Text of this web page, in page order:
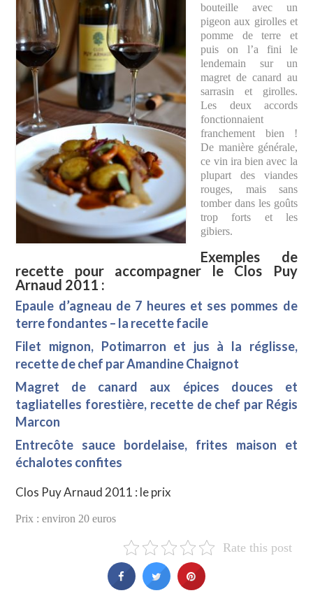
bouteille avec un
pigeon aux girolles et
pomme de terre et
puis on l’a fini le
lendemain sur un
magret de canard au
sarrasin et girolles.
Les deux accords
fonctionnaient
franchement bien !
De manière générale,
ce vin ira bien avec la
plupart des viandes
rouges, mais sans
tomber dans les goûts
trop forts et les
gibiers.
Exemples de
recette pour accompagner le Clos Puy
Arnaud 2011 :
Epaule d’agneau de 7 heures et ses pommes de
terre fondantes – la recette facile
Filet mignon, Potimarron et jus à la réglisse,
recette de chef par Amandine Chaignot
Magret de canard aux épices douces et
tagliatelles forestière, recette de chef par Régis
Marcon
Entrecôte sauce bordelaise, frites maison et
échalotes confites
Clos Puy Arnaud 2011 : le prix
Prix : environ 20 euros
Rate this post